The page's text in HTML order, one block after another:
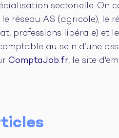
sectorielle. On
le réseau AS (agricole), le
professions libérale) et
au sein d’une
ComptaJob.fr, le site